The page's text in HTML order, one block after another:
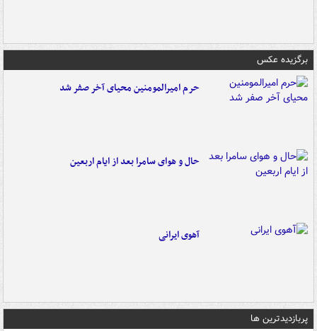
برگزیده عکس
حرم امیرالمومنین محیای آخر صفر شد
حال و هوای سامرا بعد از ایام اربعین
آهوی ایرانی
پربازدیدترین ها